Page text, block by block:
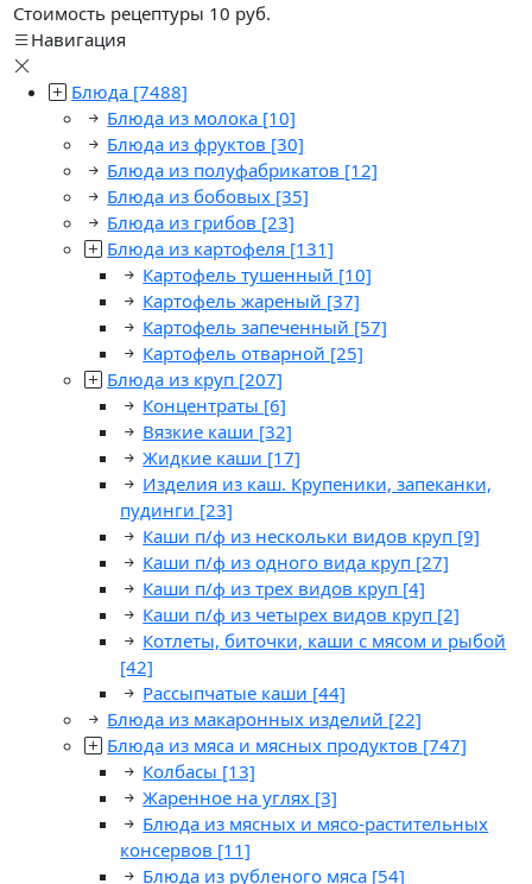
Стоимость рецептуры 10 руб.
Навигация
Блюда [7488]
Блюда из молока [10]
Блюда из фруктов [30]
Блюда из полуфабрикатов [12]
Блюда из бобовых [35]
Блюда из грибов [23]
Блюда из картофеля [131]
Картофель тушенный [10]
Картофель жареный [37]
Картофель запеченный [57]
Картофель отварной [25]
Блюда из круп [207]
Концентраты [6]
Вязкие каши [32]
Жидкие каши [17]
Изделия из каш. Крупеники, запеканки,
пудинги [23]
Каши п/ф из нескольки видов круп [9]
Каши п/ф из одного вида круп [27]
Каши п/ф из трех видов круп [4]
Каши п/ф из четырех видов круп [2]
Котлеты, биточки, каши с мясом и рыбой
[42]
Рассыпчатые каши [44]
Блюда из макаронных изделий [22]
Блюда из мяса и мясных продуктов [747]
Колбасы [13]
Жаренное на углях [3]
Блюда из мясных и мясо-растительных
консервов [11]
Блюда из рубленого мяса [54]